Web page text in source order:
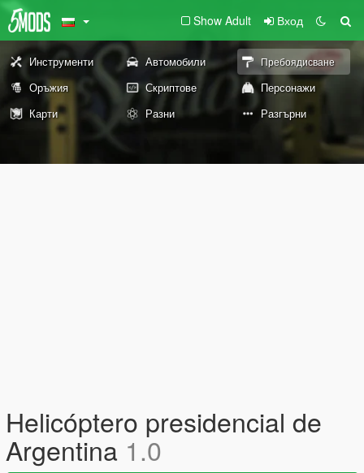
Show Adult Вход
Инструменти Автомобили Пребоядисване
Оръжия Скриптове
Персонажи
Карти
Разни Разгърни
Helicóptero presidencial de
Argentina 1.0